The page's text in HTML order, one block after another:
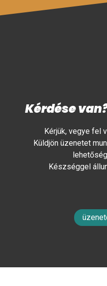
Kérdése
Kérjük, vegye fel
Küldjön üzenetet
Készséggel